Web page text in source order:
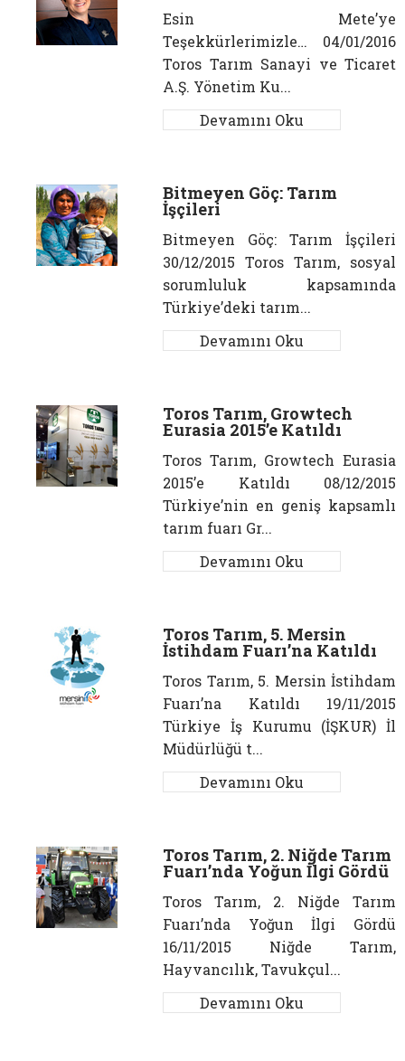
Esin Mete’ye
Teşekkürlerimizle… 04/01/2016
Toros Tarım Sanayi ve Ticaret
A.Ş. Yönetim Ku...
Devamını Oku
Bitmeyen Göç: Tarım
İşçileri
Bitmeyen Göç: Tarım İşçileri
30/12/2015 Toros Tarım, sosyal
sorumluluk kapsamında
Türkiye’deki tarım...
Devamını Oku
Toros Tarım, Growtech
Eurasia 2015’e Katıldı
Toros Tarım, Growtech Eurasia
2015’e Katıldı 08/12/2015
Türkiye’nin en geniş kapsamlı
tarım fuarı Gr...
Devamını Oku
Toros Tarım, 5. Mersin
İstihdam Fuarı’na Katıldı
Toros Tarım, 5. Mersin İstihdam
Fuarı’na Katıldı 19/11/2015
Türkiye İş Kurumu (İŞKUR) İl
Müdürlüğü t...
Devamını Oku
Toros Tarım, 2. Niğde Tarım
Fuarı’nda Yoğun İlgi Gördü
Toros Tarım, 2. Niğde Tarım
Fuarı’nda Yoğun İlgi Gördü
16/11/2015 Niğde Tarım,
Hayvancılık, Tavukçul...
Devamını Oku